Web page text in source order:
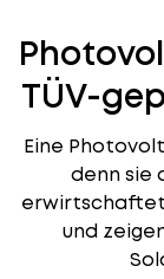
TÜV-
Eine
denn sie
erwirtschaftet
und